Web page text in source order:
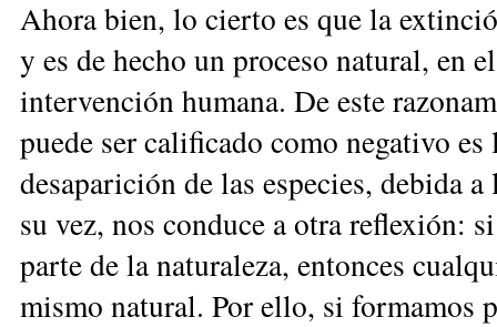
Ahora bien, lo cierto es que la
y es de hecho un proceso natural, en
intervención humana. De este
puede ser calificado como negativo
desaparición de las especies, de­bi­da
su vez, nos conduce a otra refle­xión:
par­te de la natu­ra­leza, en­ton­ces
mismo natural. Por ello, si forma­mos